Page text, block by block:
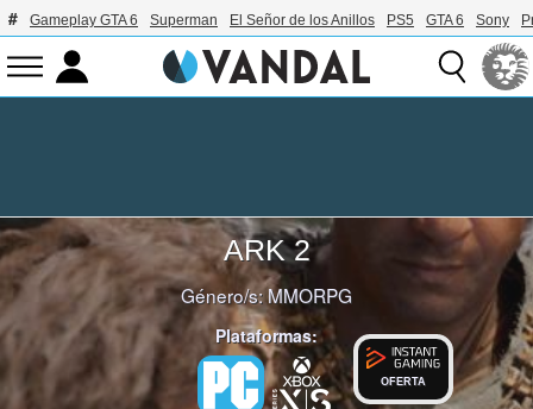
Gameplay GTA 6 Superman El Señor de los Anillos PS5 GTA 6 Sony
ARK 2
Género/s:MMORPG
Plataformas:
OFERTA